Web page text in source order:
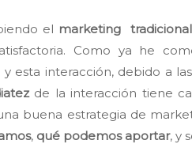
el marketing tradicional
Como ya he
esta interacción, debido a
de la interacción tiene
buena estrategia de
, qué podemos aportar, y